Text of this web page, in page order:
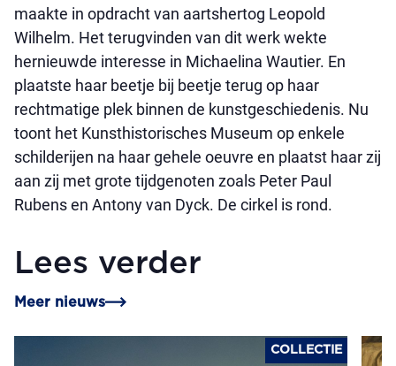
maakte in opdracht van aartshertog Leopold
Wilhelm. Het terugvinden van dit werk wekte
hernieuwde interesse in Michaelina Wautier. En
plaatste haar beetje bij beetje terug op haar
rechtmatige plek binnen de kunstgeschiedenis. Nu
toont het Kunsthistorisches Museum op enkele
schilderijen na haar gehele oeuvre en plaatst haar zij
aan zij met grote tijdgenoten zoals Peter Paul
Rubens en Antony van Dyck. De cirkel is rond.
Lees verder
Meer nieuws
COLLECTIE